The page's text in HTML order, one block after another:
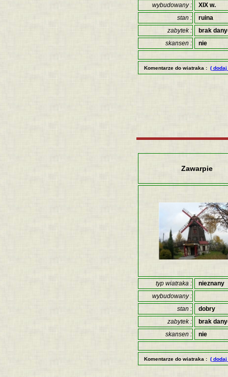
wybudowany :
XIX w.
stan :
ruina
zabytek :
brak
skansen :
nie
Komentarze do wiatraka : (
Zawarpie
typ wiatraka :
nieznany
wybudowany :
stan :
dobry
zabytek :
brak
skansen :
nie
Komentarze do wiatraka : (